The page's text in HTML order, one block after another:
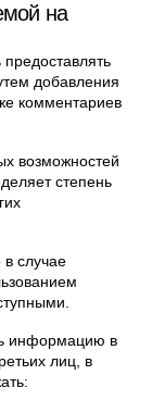
на
добавления
комментариев
возможностей
степень
в случае
информацию в
лиц, в